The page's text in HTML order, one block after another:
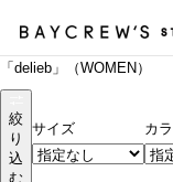
「delieb」（WOMEN）
絞
り
込
む
サイズ カ